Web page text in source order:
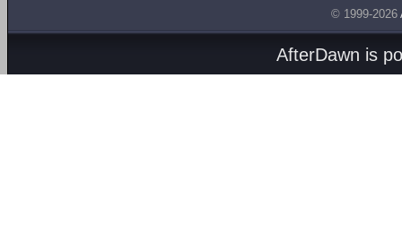
© 1999-2026
AfterDawn is